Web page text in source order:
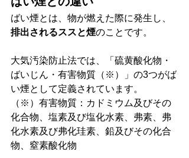
ばい煙とは、物が燃えた際に発生し、
排出されるススと煙のことです。
大気汚染防止法では、「硫黄酸化物・
ばいじん・有害物質（※）」の3つがば
い煙として定義されています。
（※）有害物質：カドミウム及びその
化合物、塩素及び塩化水素、弗素、弗
化水素及び弗化珪素、鉛及びその化合
物、窒素酸化物